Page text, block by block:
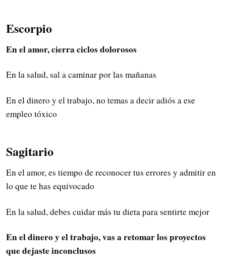
Escorpio
En el amor, cierra ciclos dolorosos
En la salud, sal a caminar por las mañanas
En el dinero y el trabajo, no temas a decir adiós a ese
empleo tóxico
Sagitario
En el amor, es tiempo de reconocer tus errores y admitir en
lo que te has equivocado
En la salud, debes cuidar más tu dieta para sentirte mejor
En el dinero y el trabajo, vas a retomar los proyectos
que dejaste inconclusos